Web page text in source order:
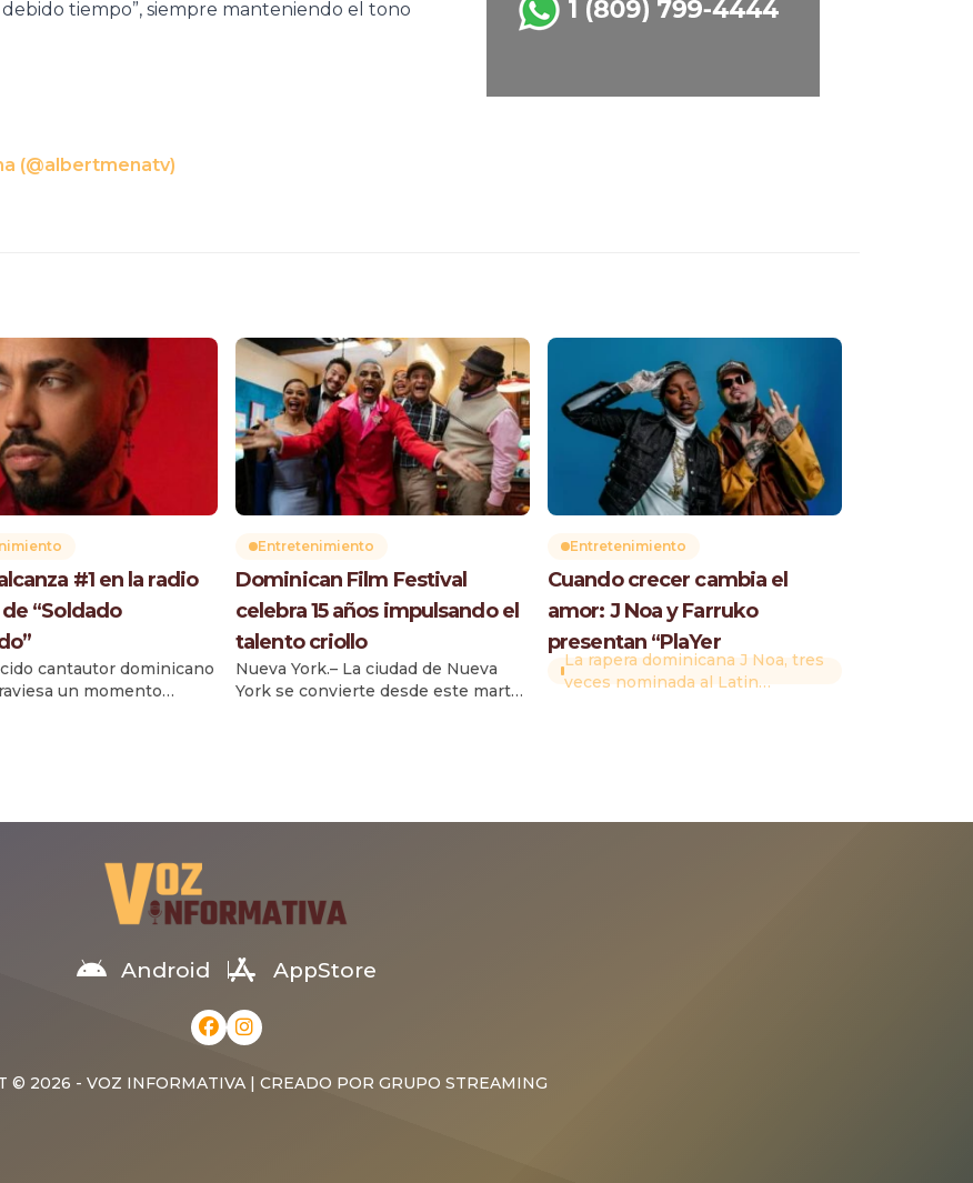
tiempo”, siempre manteniendo el tono
(@albertmenatv)
#1 en la radio
“Soldado
cantautor dominicano
un momento
proyecto artístico pasa
Joch Entertainment.
Entretenimiento
Dominican Film Festival
celebra 15 años impulsando el
talento criollo
Nueva York.– La ciudad de Nueva
York se convierte desde este martes
programación dedicada a exaltar el
Entretenimiento
Cuando crecer cambia el
amor: J Noa y Farruko
presentan “PlaYer
La rapera dominicana J Noa, tres
veces nominada al Latin
Android AppStore
© 2026 - VOZ INFORMATIVA | CREADO POR GRUPO STREAMING